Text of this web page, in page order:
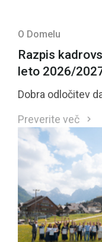
O Domelu
Razpis
leto 2026/
Dobra odločitev
Preverite več